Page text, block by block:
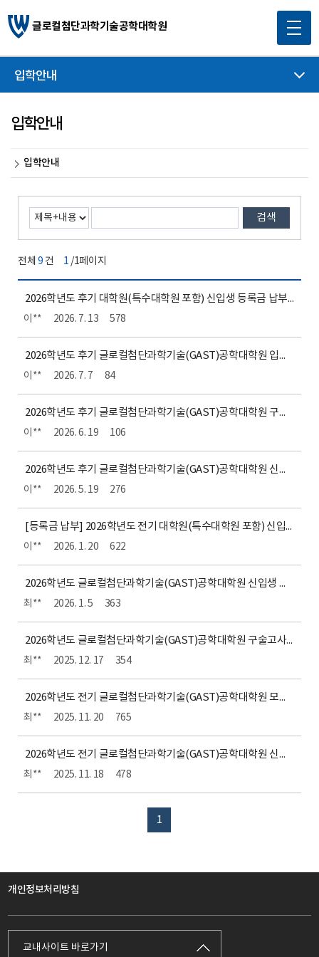
글로컬첨단과학기술공학대학원
입학안내
입학안내
입학안내
검색
전체 9 건 1 /1페이지
2026학년도 후기 대학원(특수대학원 포함) 신입생 등록금 납부 안내 ['26.7.14~7.16]
이** 2026. 7. 13 578
2026학년도 후기 글로컬첨단과학기술(GAST)공학대학원 입학전형 신입생 합격자 발표 및 안내사항
이** 2026. 7. 7 84
2026학년도 후기 글로컬첨단과학기술(GAST)공학대학원 구술고사 장소 안내
이** 2026. 6. 19 106
2026학년도 후기 글로컬첨단과학기술(GAST)공학대학원 신입생 모집 요강
이** 2026. 5. 19 276
[등록금 납부] 2026학년도 전기 대학원(특수대학원 포함) 신입생 등록금 납부 안내
이** 2026. 1. 20 622
2026학년도 글로컬첨단과학기술(GAST)공학대학원 신입생 최종 합격자 발표
최** 2026. 1. 5 363
2026학년도 글로컬첨단과학기술(GAST)공학대학원 구술고사 장소 안내
최** 2025. 12. 17 354
2026학년도 전기 글로컬첨단과학기술(GAST)공학대학원 모집 요강
최** 2025. 11. 20 765
2026학년도 전기 글로컬첨단과학기술(GAST)공학대학원 신입생 모집 요강
최** 2025. 11. 18 478
1
개인정보처리방침
교내사이트 바로가기